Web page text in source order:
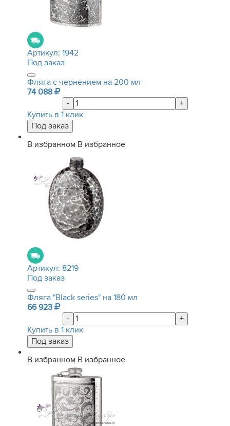
Артикул: 1942
Под заказ
Фляга с чернением на 200 мл
74 088
-
+
Купить в 1 клик
В избранном В избранное
Артикул: 8219
Под заказ
Фляга "Black series" на 180 мл
66 923
-
+
Купить в 1 клик
В избранном В избранное